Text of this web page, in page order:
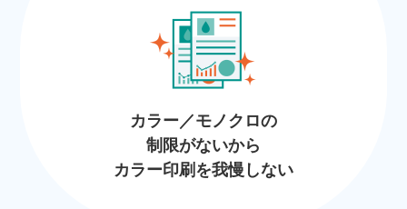
カラー／モノクロの
制限がないから
カラー印刷を我慢しない